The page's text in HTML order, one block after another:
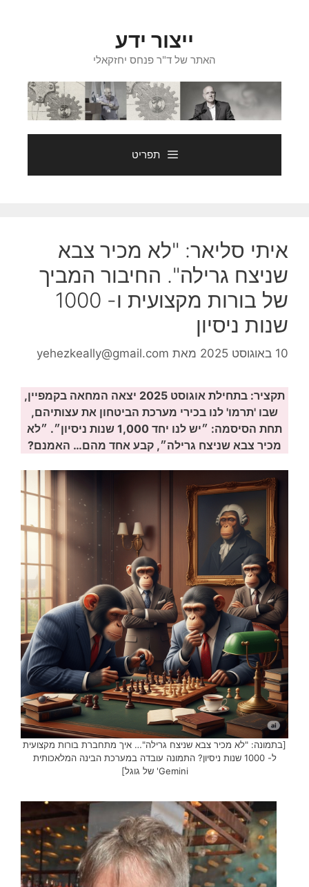
ייצור ידע
האתר של ד"ר פנחס יחזקאלי
תפריט
איתי סליאר: "לא מכיר צבא
שניצח גרילה". החיבור המביך
של בורות מקצועית ו- 1000
שנות ניסיון
10 באוגוסט 2025 מאתyehezkeally@gmail.com
תקציר: בתחילת אוגוסט 2025 יצאה המחאה בקמפיין,
שבו 'תרמו' לנו בכירי מערכת הביטחון את עצותיהם,
תחת הסיסמה: ״יש לנו יחד 1,000 שנות ניסיון״. ״לא
מכיר צבא שניצח גרילה״, קבע אחד מהם… האמנם?
[בתמונה: "לא מכיר צבא שניצח גרילה"… איך מתחברת בורות מקצועית
ל- 1000 שנות ניסיון? התמונה עובדה במערכת הבינה המלאכותית
Gemini' של גוגל]